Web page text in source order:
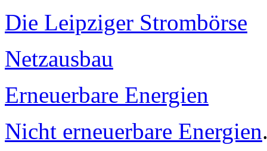
Die Leipziger Strombörse
Netzausbau
Erneuerbare Energien
Nicht erneuerbare Energien